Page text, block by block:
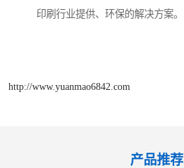
印刷行业提供、环保的解决方案。
http://www.yuanmao6842.com
产品推荐